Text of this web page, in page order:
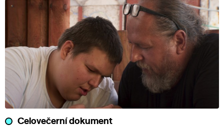
Celovečerní dokument